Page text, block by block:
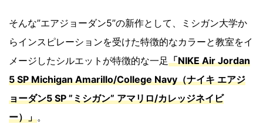
そんな”エアジョーダン5”の新作として、ミシガン大学か
らインスピレーションを受けた特徴的なカラーと教室をイ
メージしたシルエットが特徴的な一足「NIKE Air Jordan
5 SP Michigan Amarillo/College Navy（ナイキ エアジ
ョーダン5 SP ”ミシガン” アマリロ/カレッジネイビ
ー）」。